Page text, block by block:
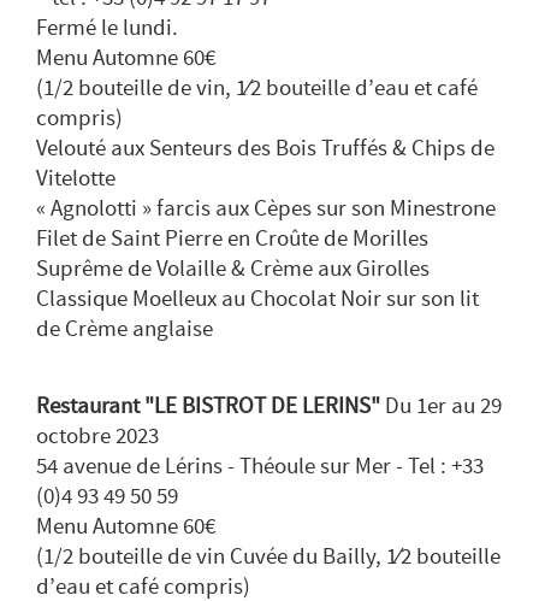
Fermé le lundi.
Menu Automne 60€
(1/2 bouteille de vin, 1⁄2 bouteille d’eau et café
compris)
Velouté aux Senteurs des Bois Truffés & Chips de
Vitelotte
« Agnolotti » farcis aux Cèpes sur son Minestrone
Filet de Saint Pierre en Croûte de Morilles
Suprême de Volaille & Crème aux Girolles
Classique Moelleux au Chocolat Noir sur son lit
de Crème anglaise
Restaurant "LE BISTROT DE LERINS" Du 1er au 29
octobre 2023
54 avenue de Lérins - Théoule sur Mer - Tel : +33
(0)4 93 49 50 59
Menu Automne 60€
(1/2 bouteille de vin Cuvée du Bailly, 1⁄2 bouteille
d’eau et café compris)